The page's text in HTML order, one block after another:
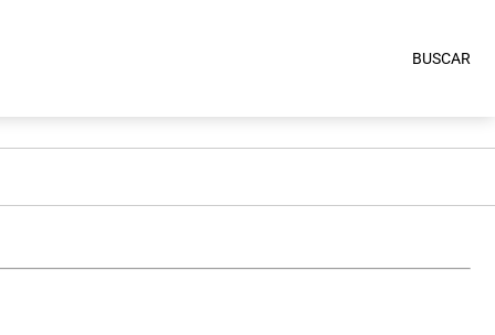
BUSCAR